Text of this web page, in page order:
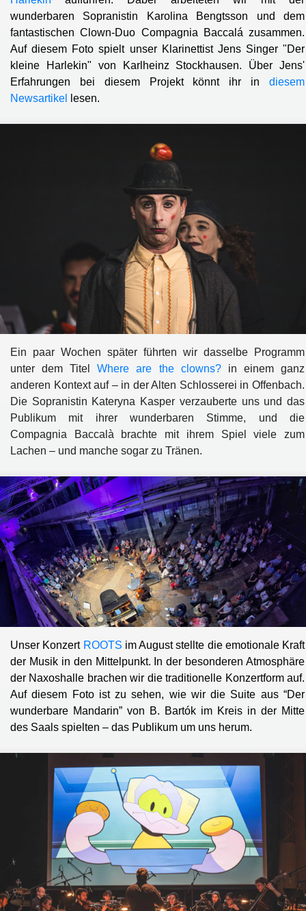
wunderbaren Sopranistin Karolina Bengtsson und dem
fantastischen Clown-Duo Compagnia Baccalá zusammen.
Auf diesem Foto spielt unser Klarinettist Jens Singer "Der
kleine Harlekin" von Karlheinz Stockhausen. Über Jens'
Erfahrungen bei diesem Projekt könnt ihr in diesem
Newsartikel
lesen.
Ein paar Wochen später führten wir dasselbe Programm
unter dem TitelWhere are the clowns?in einem ganz
anderen Kontext auf – in der Alten Schlosserei in Offenbach.
Die Sopranistin Kateryna Kasper verzauberte uns und das
Publikum mit ihrer wunderbaren Stimme, und die
Compagnia Baccalà brachte mit ihrem Spiel viele zum
Lachen – und manche sogar zu Tränen.
Unser Konzert ROOTS im August stellte die emotionale Kraft
der Musik in den Mittelpunkt. In der besonderen Atmosphäre
der Naxoshalle brachen wir die traditionelle Konzertform auf.
Auf diesem Foto ist zu sehen, wie wir die Suite aus “Der
wunderbare Mandarin” von B. Bartók im Kreis in der Mitte
des Saals spielten – das Publikum um uns herum.